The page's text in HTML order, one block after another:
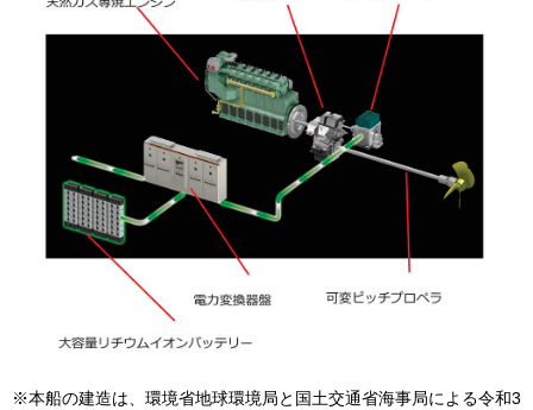
※本船の建造は、環境省地球環境局と国土交通省海事局による令和3